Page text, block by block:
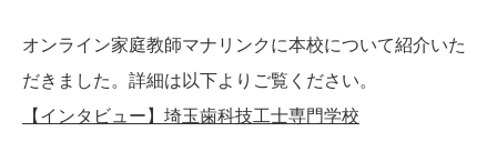
オンライン家庭教師マナリンクに本校について紹介いた
だきました。詳細は以下よりご覧ください。
【インタビュー】埼玉歯科技工士専門学校